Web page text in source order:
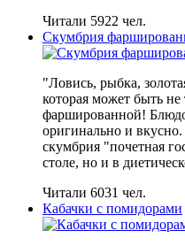
Читали 5922 чел.
Скумбрия
"Ловись, рыбка,
которая может быть
фаршированной!
оригинально и
скумбрия "почетная
столе, но и в
Читали 6031 чел.
Кабачки с помидорами